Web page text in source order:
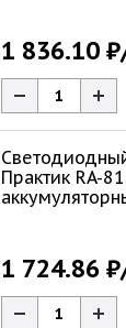
1 836.10 ₽
Практик RA-
1 724.86 ₽